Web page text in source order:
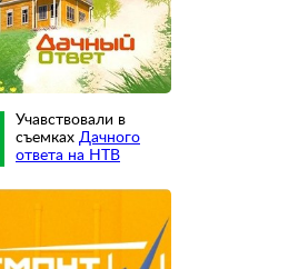
Учавствовали в
съемках Дачного
ответа на НТВ